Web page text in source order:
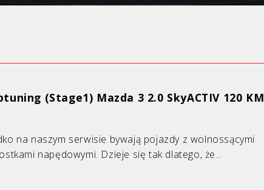
(Stage1) Mazda 3 2.0 SkyACTIV 120 KM
na naszym serwisie bywają pojazdy z wolnossącymi
napędowymi. Dzieje się tak dlatego, że...